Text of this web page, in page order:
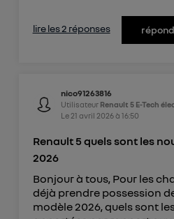
lire les 2 réponses
nico91263816
Utilisateur Renault 5 E-Tech
Le 21 avril 2026à 16:50
Renault 5 quels sont les
2026
Bonjour à tous, Pour les
déjà prendre possession
modèle 2026, quels sont